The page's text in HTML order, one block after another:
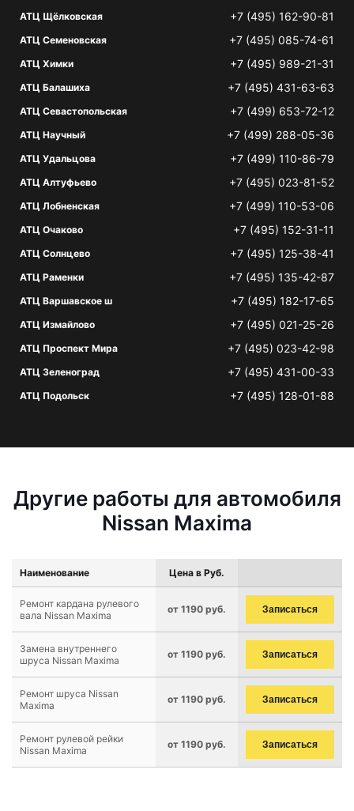
АТЦ Щёлковская +7 (495) 162-90-81
АТЦ Семеновская +7 (495) 085-74-61
АТЦ Химки +7 (495) 989-21-31
АТЦ Балашиха +7 (495) 431-63-63
АТЦ Севастопольская +7 (499) 653-72-12
АТЦ Научный +7 (499) 288-05-36
АТЦ Удальцова +7 (499) 110-86-79
АТЦ Алтуфьево +7 (495) 023-81-52
АТЦ Лобненская +7 (499) 110-53-06
АТЦ Очаково +7 (495) 152-31-11
АТЦ Солнцево +7 (495) 125-38-41
АТЦ Раменки +7 (495) 135-42-87
АТЦ Варшавское ш +7 (495) 182-17-65
АТЦ Измайлово +7 (495) 021-25-26
АТЦ Проспект Мира +7 (495) 023-42-98
АТЦ Зеленоград +7 (495) 431-00-33
АТЦ Подольск +7 (495) 128-01-88
Другие работы для автомобиля
Nissan Maxima
Наименование Цена в Руб.
Ремонт кардана рулевого
вала Nissan Maxima
от 1190 руб. Записаться
Замена внутреннего
шруса Nissan Maxima
от 1190 руб. Записаться
Ремонт шруса Nissan
Maxima
от 1190 руб. Записаться
Ремонт рулевой рейки
Nissan Maxima
от 1190 руб. Записаться